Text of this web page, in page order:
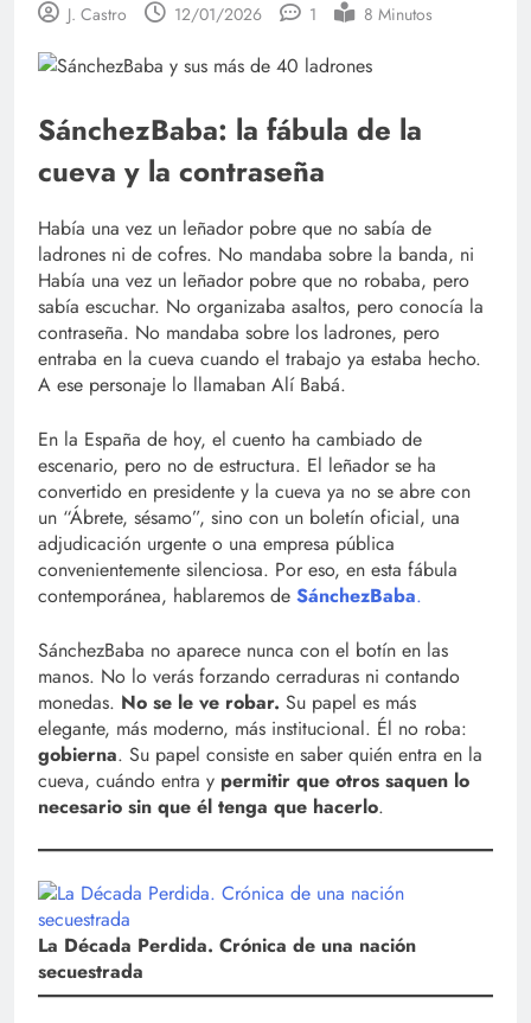
J. Castro 12/01/2026 1 8 Minutos
SánchezBaba: la fábula de la
cueva y la contraseña
Había una vez un leñador pobre que no sabía de
ladrones ni de cofres. No mandaba sobre la banda, ni
Había una vez un leñador pobre que no robaba, pero
sabía escuchar. No organizaba asaltos, pero conocía la
contraseña. No mandaba sobre los ladrones, pero
entraba en la cueva cuando el trabajo ya estaba hecho.
A ese personaje lo llamaban Alí Babá.
En la España de hoy, el cuento ha cambiado de
escenario, pero no de estructura. El leñador se ha
convertido en presidente y la cueva ya no se abre con
un “Ábrete, sésamo”, sino con un boletín oficial, una
adjudicación urgente o una empresa pública
convenientemente silenciosa. Por eso, en esta fábula
contemporánea, hablaremos de SánchezBaba.
SánchezBaba no aparece nunca con el botín en las
manos. No lo verás forzando cerraduras ni contando
monedas. No se le ve robar. Su papel es más
elegante, más moderno, más institucional. Él no roba:
gobierna. Su papel consiste en saber quién entra en la
cueva, cuándo entra y permitir que otros saquen lo
necesario sin que él tenga que hacerlo.
La Década Perdida. Crónica de una nación
secuestrada